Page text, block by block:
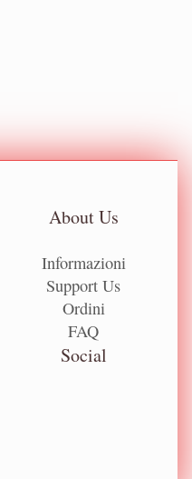
About Us
Informazioni
Support Us
Ordini
FAQ
Social